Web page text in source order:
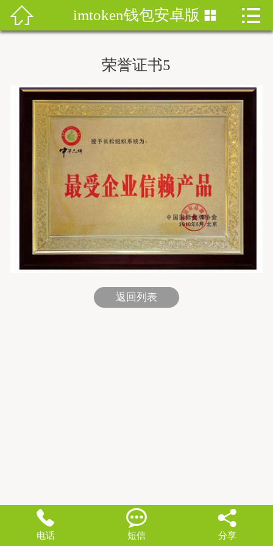
 首页
imtoken钱包安卓版
imToken安卓
imtoken安卓下载
imtoken官网地址
imToken最新版
 imtoken钱包安卓版  
荣誉证书5
返回列表

电话

短信

分享